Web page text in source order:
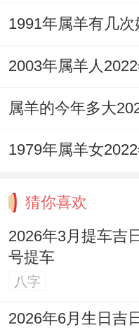
1991年属羊有几
猜你喜欢
2026年3月提车吉
号提车
八字
2026年6月生日吉日